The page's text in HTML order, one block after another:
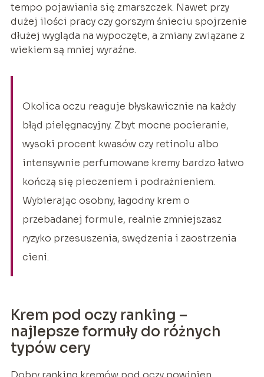
tempo pojawiania się zmarszczek. Nawet przy
dużej ilości pracy czy gorszym śnieciu spojrzenie
dłużej wygląda na wypoczęte, a zmiany związane z
wiekiem są mniej wyraźne.
Okolica oczu reaguje błyskawicznie na każdy
błąd pielęgnacyjny. Zbyt mocne pocieranie,
wysoki procent kwasów czy retinolu albo
intensywnie perfumowane kremy bardzo łatwo
kończą się pieczeniem i podrażnieniem.
Wybierając osobny, łagodny krem o
przebadanej formule, realnie zmniejszasz
ryzyko przesuszenia, swędzenia i zaostrzenia
cieni.
Krem pod oczy ranking –
najlepsze formuły do różnych
typów cery